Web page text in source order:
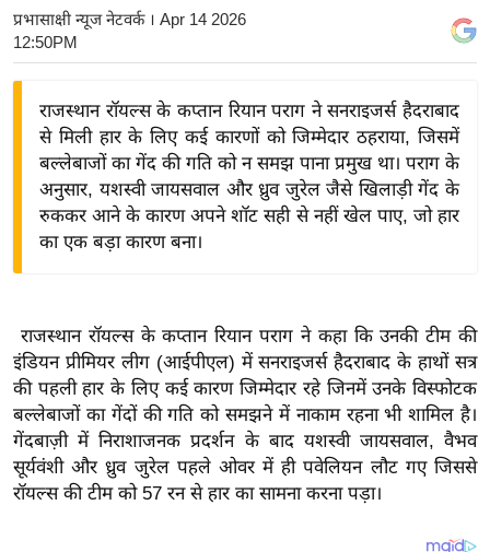
बि
ज़
द्यो
शे
ष
ज्ञ
रा
य
ब
प्रभासाक्षी न्यूज नेटवर्क। Apr 14 2026
12:50PM
राजस्थान रॉयल्स के कप्तान रियान पराग ने सनराइजर्स हैदराबाद
से मिली हार के लिए कई कारणों को जिम्मेदार ठहराया, जिसमें
बल्लेबाजों का गेंद की गति को न समझ पाना प्रमुख था। पराग के
अनुसार, यशस्वी जायसवाल और ध्रुव जुरेल जैसे खिलाड़ी गेंद के
रुककर आने के कारण अपने शॉट सही से नहीं खेल पाए, जो हार
का एक बड़ा कारण बना।
राजस्थान रॉयल्स के कप्तान रियान पराग ने कहा कि उनकी टीम की
इंडियन प्रीमियर लीग (आईपीएल) में सनराइजर्स हैदराबाद के हाथों सत्र
की पहली हार के लिए कई कारण जिम्मेदार रहे जिनमें उनके विस्फोटक
बल्लेबाजों का गेंदों की गति को समझने में नाकाम रहना भी शामिल है।
गेंदबाज़ी में निराशाजनक प्रदर्शन के बाद यशस्वी जायसवाल, वैभव
सूर्यवंशी और ध्रुव जुरेल पहले ओवर में ही पवेलियन लौट गए जिससे
रॉयल्स की टीम को 57 रन से हार का सामना करना पड़ा।